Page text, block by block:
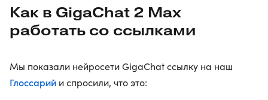
Как в GigaChat 2 Max
работать со ссылками
Мы показали нейросети GigaChat ссылку на наш
Глоссарий и спросили, что это: